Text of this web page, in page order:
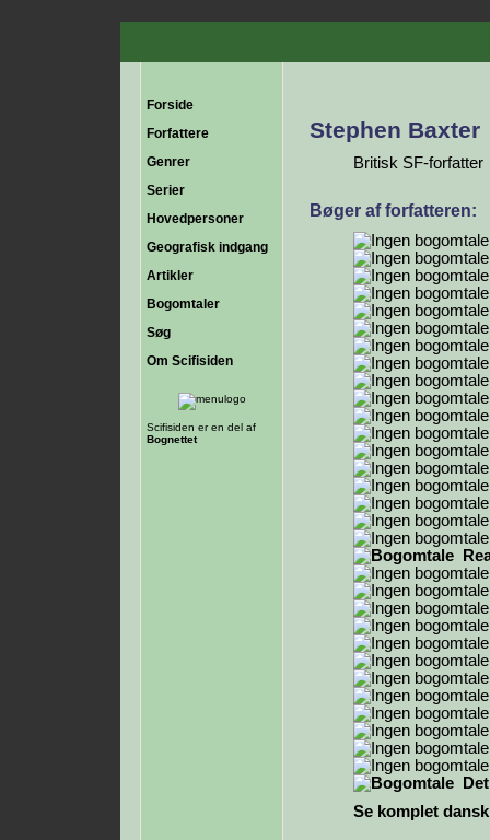
Forside
Forfattere
Genrer
Serier
Hovedpersoner
Geografisk indgang
Artikler
Bogomtaler
Søg
Om Scifisiden
Scifisiden er en del af
Bognettet
Stephen Baxter
Britisk SF-forfatter
Bøger af forfatteren:
Se komplet